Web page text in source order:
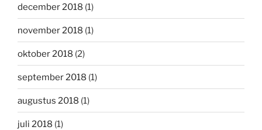
december 2018 (1)
november 2018 (1)
oktober 2018 (2)
september 2018 (1)
augustus 2018 (1)
juli 2018 (1)